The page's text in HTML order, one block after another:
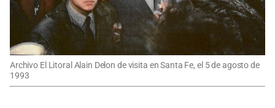
Archivo El Litoral Alain Delon de visita en Santa Fe, el 5 de agosto de
1993